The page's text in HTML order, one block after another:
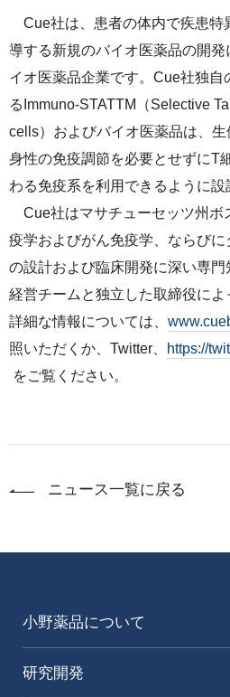
Cue社は、患者の体内で疾患特
導する新規のバイオ医薬品の開
イオ医薬品企業です。Cue社独自
るImmuno-STATTM（Selective
cells）およびバイオ医薬品は、
身性の免疫調節を必要とせずにT
わる免疫系を利用できるように設
Cue社はマサチューセッツ州ボ
疫学およびがん免疫学、ならび
の設計および臨床開発に深い専
経営チームと独立した取締役によ
詳細な情報については、
照いただくか、Twitter、
https://
をご覧ください。
ニュース一覧に戻る
小野薬品について
研究開発